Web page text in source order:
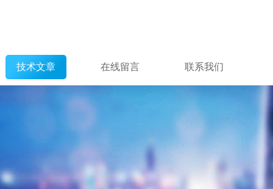
技术文章 在线留言 联系我们